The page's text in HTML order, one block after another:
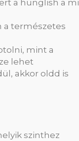
a hunglish a mi
a természetes
mint a
lehet
akkor oldd is
szinthez